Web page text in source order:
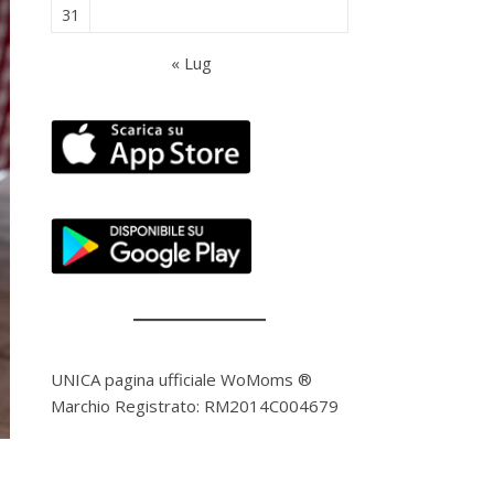
31
« Lug
UNICA pagina ufficiale WoMoms ®
Marchio Registrato: RM2014C004679